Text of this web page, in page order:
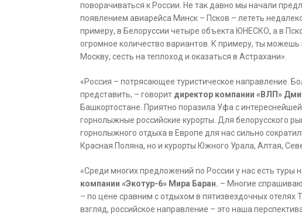
поворачиваться к России. Не так давно мы начали
появлением авиарейса Минск – Псков – лететь
примеру, в Белоруссии четыре объекта ЮНЕСКО, а в
огромное количество вариантов. К примеру, ты
Москву, сесть на теплоход и оказаться в Астрахани».
«Россия – потрясающее туристическое направление.
представить, – говорит директор компании «ВЛП»
Башкортостане. Приятно поразила Уфа с
горнолыжные российские курорты. Для белорусского
горнолыжного отдыха в Европе для нас сильно
Красная Поляна, но и курорты Южного Урала, Алтая,
«Среди многих предложений по России у нас есть туры
компании «Экотур-6» Мира Баран. – Многие
– по цене сравним с отдыхом в пятизвездочных
взгляд, российское направление – это наша